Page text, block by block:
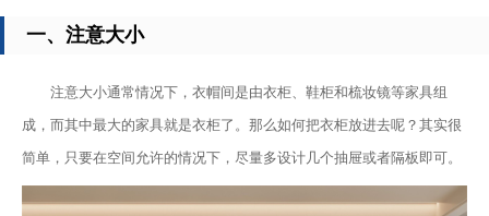
一、注意大小
注意大小通常情况下，衣帽间是由衣柜、鞋柜和梳妆镜等家具组
成，而其中最大的家具就是衣柜了。那么如何把衣柜放进去呢？其实很
简单，只要在空间允许的情况下，尽量多设计几个抽屉或者隔板即可。